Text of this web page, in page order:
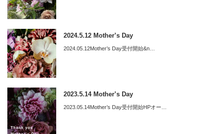
2024.5.12 Mother’s Day
2024.05.12Mother’s Day受付開始&n…
2023.5.14 Mother’s Day
2023.05.14Mother’s Day受付開始HPオー…